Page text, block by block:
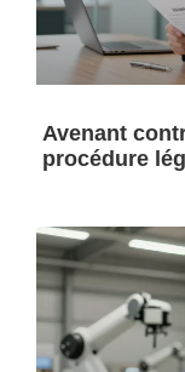
Avenant
procédure